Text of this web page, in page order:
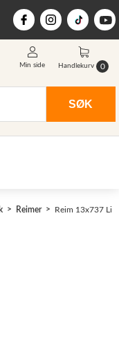
SØK
Min side Handlekurv 0
Reimer
Reim 13x737 Li